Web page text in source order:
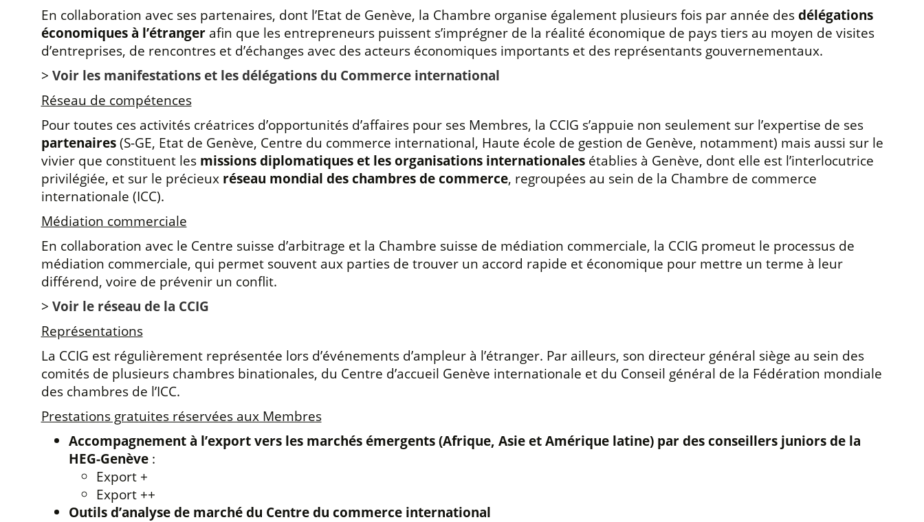
En collaboration avec ses partenaires, dont l’Etat de Genève, la Chambre organise également plusieurs fois par année desdélégations
économiques à l’étrangerafin que les entrepreneurs puissent s’imprégner de la réalité économique de pays tiers au moyen de visites
d’entreprises, de rencontres et d’échanges avec des acteurs économiques importants et des représentants gouvernementaux.
> Voir les manifestations et les délégations du Commerce international
Réseau de compétences
Pour toutes ces activités créatrices d’opportunités d’affaires pour ses Membres, la CCIG s’appuie non seulement sur l’expertise de ses
partenaires(S-GE, Etat de Genève, Centre du commerce international, Haute école de gestion de Genève, notamment) mais aussi sur le
vivier que constituent les missions diplomatiques et les organisations internationalesétablies à Genève, dont elle est l’interlocutrice
privilégiée, et sur le précieux réseau mondial des chambres de commerce, regroupées au sein de la Chambre de commerce
internationale (ICC).
Médiation commerciale
En collaboration avec le Centre suisse d’arbitrage et la Chambre suisse de médiation commerciale, la CCIG promeut le processus de
médiation commerciale, qui permet souvent aux parties de trouver un accord rapide et économique pour mettre un terme à leur
différend, voire de prévenir un conflit.
> Voir le réseau de la CCIG
Représentations
La CCIG est régulièrement représentée lors d’événements d’ampleur à l’étranger. Par ailleurs, son directeur général siège au sein des
comités de plusieurs chambres binationales, du Centre d’accueil Genève internationale et du Conseil général de la Fédération mondiale
des chambres de l’ICC.
Prestations gratuites réservées aux Membres
Accompagnement à l’export vers les marchés émergents (Afrique, Asie et Amérique latine) par des conseillers juniors de la
HEG-Genève :
Export +
Export ++
Outils d’analyse de marché du Centre du commerce international